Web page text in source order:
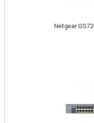
Netgear